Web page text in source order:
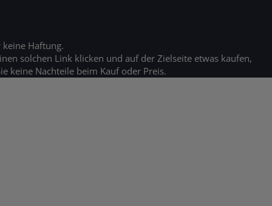
Haftung.
solchen Link klicken und auf der Zielseite etwas kaufen,
keine Nachteile beim Kauf oder Preis.